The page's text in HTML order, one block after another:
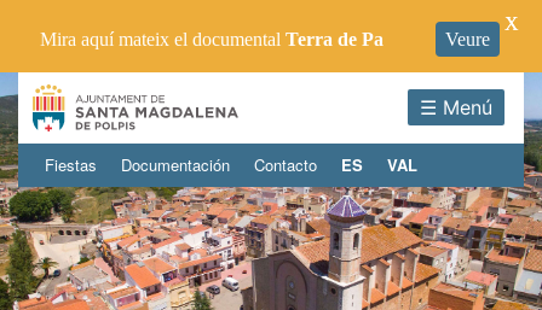
☰ Menú
Fiestas Documentación Contacto ES VAL
Mira aquí mateix el documental Terra de Pa Veure
X